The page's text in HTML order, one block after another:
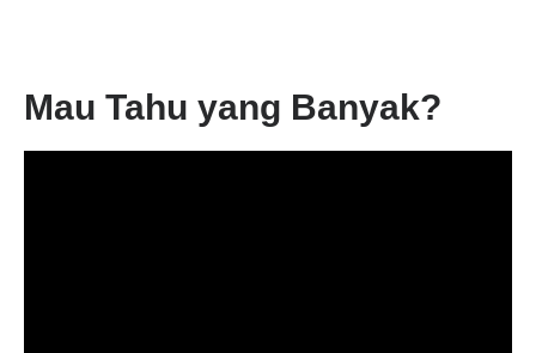
Mau Tahu yang Banyak?